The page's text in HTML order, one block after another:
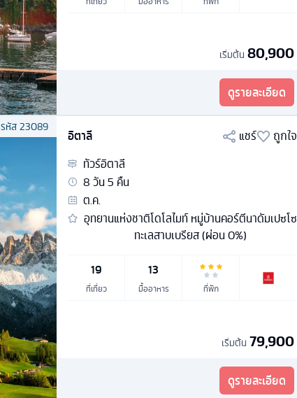
เริ่มต้น 80,900
ดูรายละเอียด
รหัส23089
อิตาลี แชร์
ถูกใจ
ทัวร์อิตาลี
8วัน5 คืน
ต.ค.
อุทยานแห่งชาติโดโลไมท์ หมู่บ้านคอร์ตีนาดัมเปซโซ
ทะเลสาบเบรียส (ผ่อน 0%)
19
ที่เที่ยว
13
มื้ออาหาร ที่พัก
เริ่มต้น 79,900
ดูรายละเอียด